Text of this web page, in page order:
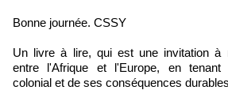
Bonne journée. CSSY
Un livre à lire, qui est une invitation à
entre l'Afrique et l'Europe, en tenant
colonial et de ses conséquences